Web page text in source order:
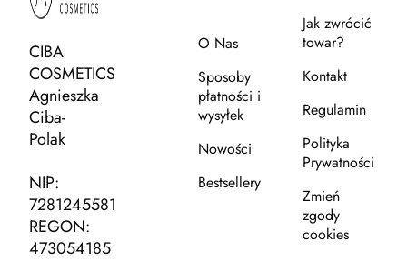
CIBA
COSMETICS
Agnieszka
Ciba-
Polak
NIP:
7281245581
REGON:
473054185
O Nas
Sposoby
płatności i
wysyłek
Nowości
Bestsellery
Jak zwrócić
towar?
Kontakt
Regulamin
Polityka
Prywatności
Zmień
zgody
cookies